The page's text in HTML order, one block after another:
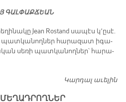
ԳԱԼ­ՓԱՔ­ՃԵԱՆ
Jean Rostand սա­պէս կ՚ը­սէ.
պատ­կա­նող­ներ հա­րա­զատ ի­գա­
սե­ռի պատ­կա­նող­ներ՝ հա­րա­
Կարդալ աւելին